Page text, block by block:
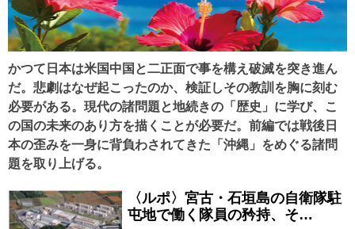
かつて日本は米国中国と二正面で事を構え破滅を突き進ん
だ。悲劇はなぜ起こったのか、検証しその教訓を胸に刻む
必要がある。現代の諸問題と地続きの「歴史」に学び、こ
の国の未来のあり方を描くことが必要だ。前編では戦後日
本の歪みを一身に背負わされてきた「沖縄」をめぐる諸問
題を取り上げる。
〈ルポ〉宮古・石垣島の自衛隊駐
屯地で働く隊員の矜持、そ…